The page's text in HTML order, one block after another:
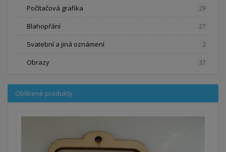
Počítačová grafika 29
Blahopřání 27
Svatební a jiná oznámení 2
Obrazy 37
Oblíbené produkty